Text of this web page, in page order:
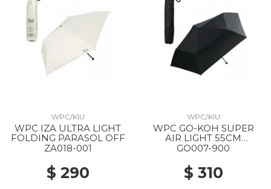
WPC/KIU
WPC IZA ULTRA LIGHT
FOLDING PARASOL OFF
ZA018-001
$ 290
WPC/KIU
WPC GO-KOH SUPER
AIR LIGHT 55CM
FOLDING PARASOL 900
GO007-900
$ 310